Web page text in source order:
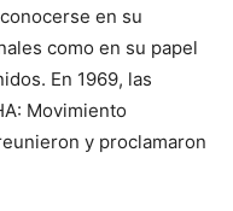
en su
como en su papel
En 1969, las
Movimiento
y proclamaron